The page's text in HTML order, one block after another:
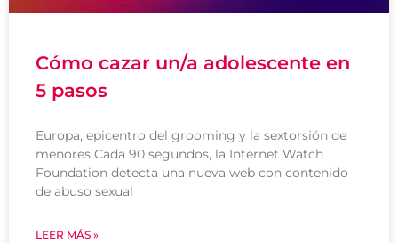
Cómo cazar un/a adolescente en
5 pasos
Europa, epicentro del grooming y la sextorsión de
menores Cada 90 segundos, la Internet Watch
Foundation detecta una nueva web con contenido
de abuso sexual
LEER MÁS »